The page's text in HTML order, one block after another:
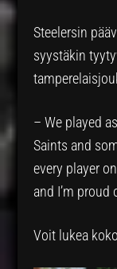
Steelersin
syystäkin
– We played
Saints and
every player
and I’m proud
Voit lukea